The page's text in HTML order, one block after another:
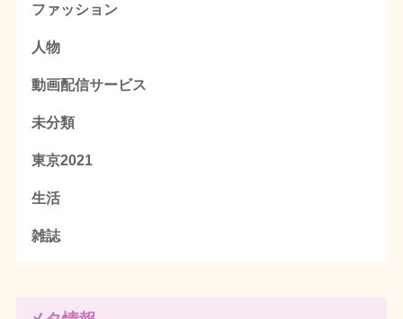
ファッション
人物
動画配信サービス
未分類
東京2021
生活
雑誌